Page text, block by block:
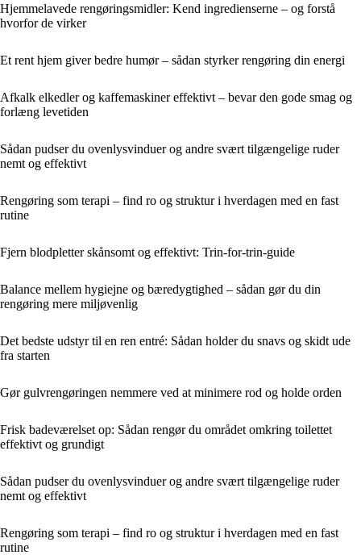
Hjemmelavede rengøringsmidler: Kend ingredienserne – og forstå
hvorfor de virker
Et rent hjem giver bedre humør – sådan styrker rengøring din energi
Afkalk elkedler og kaffemaskiner effektivt – bevar den gode smag og
forlæng levetiden
Sådan pudser du ovenlysvinduer og andre svært tilgængelige ruder
nemt og effektivt
Rengøring som terapi – find ro og struktur i hverdagen med en fast
rutine
Fjern blodpletter skånsomt og effektivt: Trin-for-trin-guide
Balance mellem hygiejne og bæredygtighed – sådan gør du din
rengøring mere miljøvenlig
Det bedste udstyr til en ren entré: Sådan holder du snavs og skidt ude
fra starten
Gør gulvrengøringen nemmere ved at minimere rod og holde orden
Frisk badeværelset op: Sådan rengør du området omkring toilettet
effektivt og grundigt
Sådan pudser du ovenlysvinduer og andre svært tilgængelige ruder
nemt og effektivt
Rengøring som terapi – find ro og struktur i hverdagen med en fast
rutine